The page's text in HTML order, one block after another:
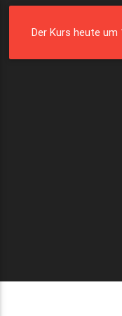
Der Kurs heute
Die